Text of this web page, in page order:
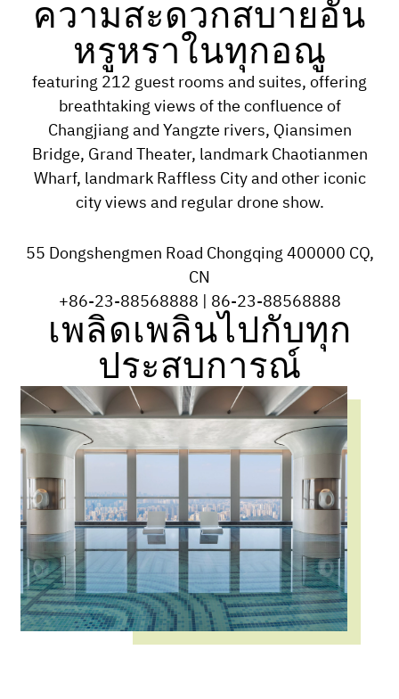
ความสะดวกสบายอัน
หรูหราในทุกอณู
featuring 212 guest rooms and suites, offering
breathtaking views of the confluence of
Changjiang and Yangzte rivers, Qiansimen
Bridge, Grand Theater, landmark Chaotianmen
Wharf, landmark Raffless City and other iconic
city views and regular drone show.
55 Dongshengmen Road Chongqing400000 CQ,
CN
+86-23-88568888 | 86-23-88568888
เพลิดเพลินไปกับทุก
ประสบการณ์